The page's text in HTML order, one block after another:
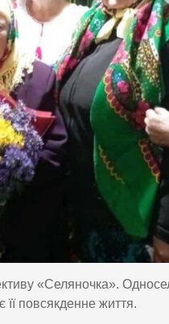
«Селяночка».
її повсякденне життя.